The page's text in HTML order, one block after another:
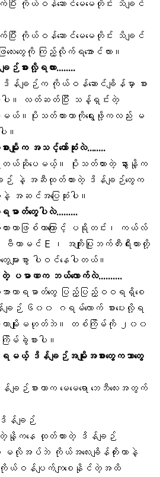
ြီး ကိုယ်ဝန်ဆောင်မေမေတိုင်း သိချင်
ြီး ကိုယ်ဝန်ဆောင်မေမေတိုင်း သိချင်
လေးတွေကို ကြည့်လိုက်ရအောင်လား။
စားလို့ရလား……..
တဲ့ ဒိန်ချဉ်က ကိုယ်ဝန်ဆောင်ချိန်မှာ စား
ါ။ လတ်ဆတ်ပြီး သန့်ရှင်းတဲ့
မယ်။ပိုးသတ်ထားတာကိုရွေးဖို့ကလည်း မ
။
မျိုးက အသင့်တော်ဆုံးလဲ……..
ယ်ဆိုပေမယ့်။ ပိုးသတ်ထားတဲ့ နွားနို့က
ဉ် နဲ့ အဆီထုတ်ထားတဲ့ ဒိန်ချဉ်တွေက
အဆင်အပြေဆုံးပါ။
ဓာတ်တွေပါလဲ………
ဖြစ်တာကြောင့်
ပရိုတင်း ၊ ကယ်လ်
ဗီတာမင် E ၊ အကျိုးပြုဘက်တီးရီးယားတို့
ေများစွာ ပါဝင်နေပါတယ်။
သင့်တဲ့ ပမာဏက ဘယ်လောက်လဲ……….
အာဟာရဓာတ်တွေ ပြည့်ပြည့်ဝဝရရှိစေ
၆၀၀ ဂရမ်လောက် စားပေးလို့ရ
တာမျိုးမဟုတ်ဘဲ။ တစ်ကြိမ်ကို ၂၀၀
ခွဲစားပါ။
ရမယ့် ဒိန်ချဉ်အမျိုးအစားတွေကဘာတွေ
ဉ်စားတာက မေမေရော ဘေဘီလေး အတွက်
န်ချဉ်
းတဲ့နို့ကနေ ထုတ်ထားတဲ့ ဒိန်ချဉ်
မလိုအပ်ဘဲ ကိုယ်အလေးချိန် တိုးတာနဲ့
း ကိုယ်ဝန်ပျက်ကျစေနိုင်တဲ့အထိ